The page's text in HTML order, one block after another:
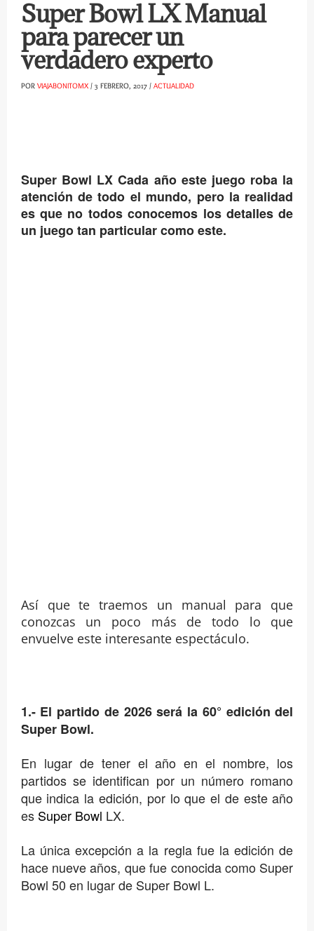
Super Bowl LX Manual
para parecer un
verdadero experto
POR VIAJABONITOMX / 3 FEBRERO, 2017 / ACTUALIDAD
Super Bowl LX Cada año este juego roba la
atención de todo el mundo, pero la realidad
es que no todos conocemos los detalles de
un juego tan particular como este.
Así que te traemos un manual para que
conozcas un poco más de todo lo que
envuelve este interesante espectáculo.
1.- El partido de 2026 será la 60° edición del
Super Bowl.
En lugar de tener el año en el nombre, los
partidos se identifican por un número romano
que indica la edición, por lo que el de este año
es Super Bowl LX.
La única excepción a la regla fue la edición de
hace nueve años, que fue conocida como Super
Bowl 50 en lugar de Super Bowl L.